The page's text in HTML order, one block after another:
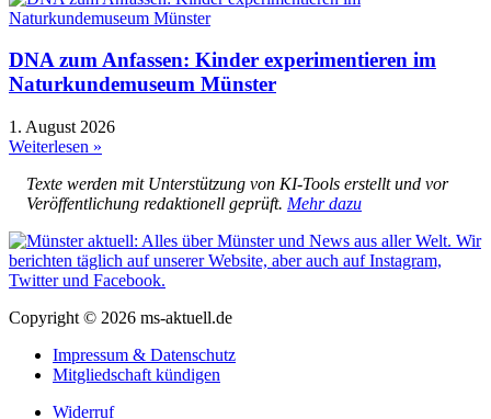
DNA zum Anfassen: Kinder experimentieren im
Naturkundemuseum Münster
1. August 2026
Weiterlesen »
Texte werden mit Unterstützung von KI-Tools erstellt und vor
Veröffentlichung redaktionell geprüft. Mehr dazu
Copyright © 2026 ms-aktuell.de
Impressum & Datenschutz
Mitgliedschaft kündigen
Widerruf